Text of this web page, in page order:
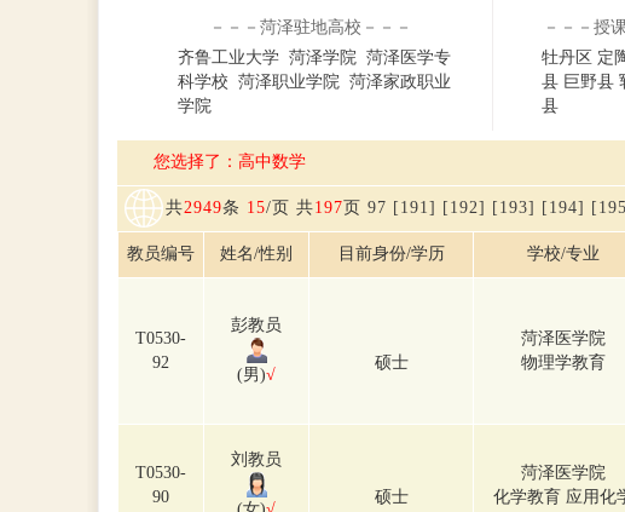
－－－菏泽驻地高校－－－
齐鲁工业大学 菏泽学院 菏泽医学专
科学校 菏泽职业学院 菏泽家政职业
学院
－－－授
牡丹区 定
县 巨野县
县
您选择了：高中数学
共2949条 15/页 共197页 97 [191] [192] [193] [194]
教员编号 姓名/性别 目前身份/学历 学校/专业
T0530-
92
彭教员
(男)√
硕士
菏泽医学院
物理学教育
T0530-
90
刘教员
硕士
菏泽医学院
化学教育 应用化